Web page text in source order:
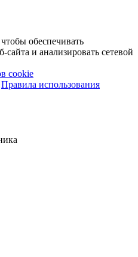
обеспечивать
и анализировать сетевой
cookie
Правила использования